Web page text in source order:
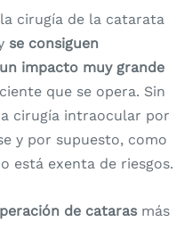
cirugía de la catarata
se consiguen
impacto muy grande
que se opera. Sin
cirugía intraocular por
y por supuesto, como
está exenta de riesgos.
de catarasmás